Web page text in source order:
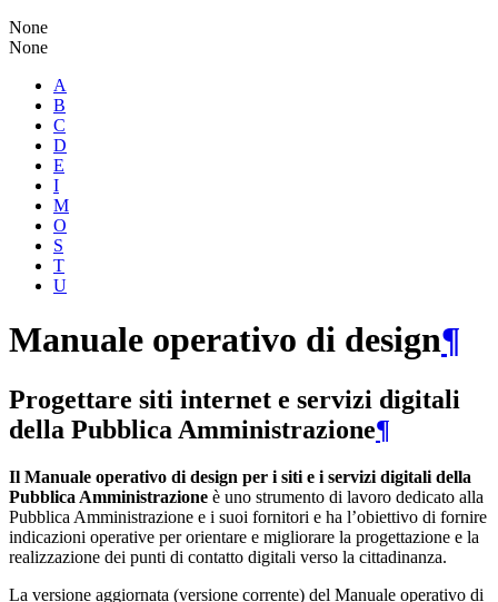
None
None
A
B
C
D
E
I
M
O
S
T
U
Manuale operativo di design¶
Progettare siti internet e servizi digitali
della Pubblica Amministrazione¶
Il Manuale operativo di design per i siti e i servizi digitali della
Pubblica Amministrazione è uno strumento di lavoro dedicato alla
Pubblica Amministrazione e i suoi fornitori e ha l’obiettivo di fornire
indicazioni operative per orientare e migliorare la progettazione e la
realizzazione dei punti di contatto digitali verso la cittadinanza.
La versione aggiornata (versione corrente) del Manuale operativo di